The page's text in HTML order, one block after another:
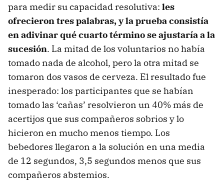
para medir su capacidad resolutiva: les
ofrecieron tres palabras, y la prueba consistía
en adivinar qué cuarto término se ajustaría a la
sucesión. La mitad de los voluntarios no había
tomado nada de alcohol, pero la otra mitad se
tomaron dos vasos de cerveza. El resultado fue
inesperado: los participantes que se habían
tomado las ‘cañas’ resolvieron un 40% más de
acertijos que sus compañeros sobrios y lo
hicieron en mucho menos tiempo. Los
bebedores llegaron a la solución en una media
de 12 segundos, 3,5 segundos menos que sus
compañeros abstemios.